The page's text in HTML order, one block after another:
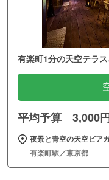
有楽町1分の天空テラ
平均予算 3,000
夜景と青空の天空ビア
有楽町駅／東京都